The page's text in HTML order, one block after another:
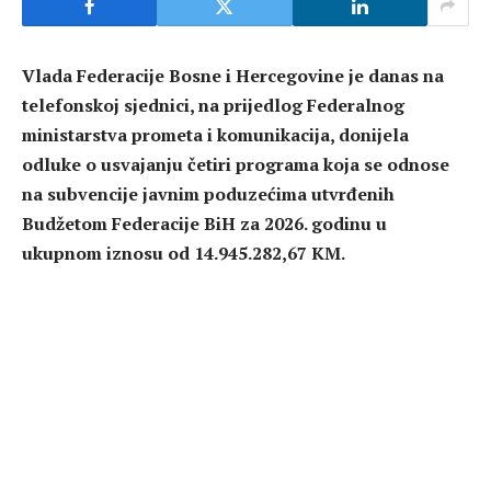
Vlada Federacije Bosne i Hercegovine je danas na
telefonskoj sjednici, na prijedlog Federalnog
ministarstva prometa i komunikacija, donijela
odluke o usvajanju četiri programa koja se odnose
na subvencije javnim poduzećima utvrđenih
Budžetom Federacije BiH za 2026. godinu u
ukupnom iznosu od 14.945.282,67 KM.